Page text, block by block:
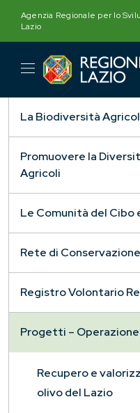
content
Agenzia Regionale per lo
Lazio
La Biodiversità
Promuovere la
Agricoli
Le Comunità del Cibo
Rete di
Registro Volontario
Progetti – Operazione
Recupero e
olivo del Lazio